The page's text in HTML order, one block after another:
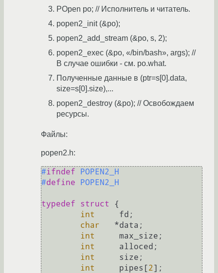
POpen po; // Исполнитель и читатель.
popen2_init (&po);
popen2_add_stream (&po, s, 2);
popen2_exec (&po, «/bin/bash», args); //
В случае ошибки - см. po.what.
Полученные данные в (ptr=s[0].data,
size=s[0].size),...
popen2_destroy (&po); // Освобождаем
ресурсы.
Файлы:
popen2.h:
#ifndef POPEN2_H
#define POPEN2_H
typedef struct
{
int
char
   *data;
int
int
int
int
	pipes[
2 ];